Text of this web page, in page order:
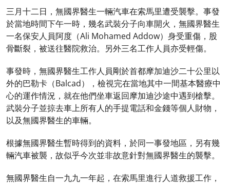
三月十二日，無國界醫生一輛汽車在索馬里遭受襲擊。事發
於當地時間下午一時，幾名武裝分子向車開火，無國界醫生
一名保安人員阿度（Ali Mohamed Addow）身受重傷，股
骨斷裂，被送往醫院救治。另外三名工作人員亦受輕傷。
事發時，無國界醫生工作人員剛於首都摩加迪沙二十公里以
外的巴勒卡（Balcad），檢視完在當地其中一間基本醫療中
心的運作情況，就在他們坐車返回摩加迪沙途中遇到槍擊。
武裝分子並掠去車上所有人的手提電話和金錢等個人財物，
以及無國界醫生的車輛。
根據無國界醫生暫時得到的資料，於同一事發地區，另有幾
輛汽車被襲，故似乎今次並非故意針對無國界醫生的襲擊。
無國界醫生自一九九一年起，在索馬里進行人道救援工作，